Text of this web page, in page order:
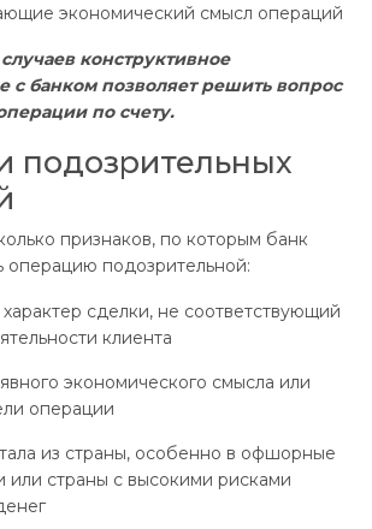
экономический смысл операций
конструктивное
с банком позволяет решить вопрос
по счету.
подозрительных
признаков, по которым банк
операцию подозрительной:
сделки, не соответствующий
клиента
экономического смысла или
операции
из страны, особенно в офшорные
или страны с высокими рисками